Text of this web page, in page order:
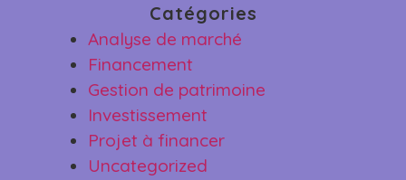
Catégories
Analyse de marché
Financement
Gestion de patrimoine
Investissement
Projet à financer
Uncategorized